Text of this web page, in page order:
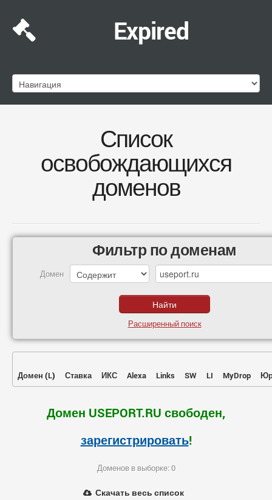
Expired
Список
освобождающихся
доменов
Фильтр по доменам
Домен
Расширенный поиск
Домен (L) Ставка ИКС Alexa Links SW LI MyDrop
Домен USEPORT.RU свободен,
зарегистрировать!
Доменов в выборке: 0
Скачать весь список